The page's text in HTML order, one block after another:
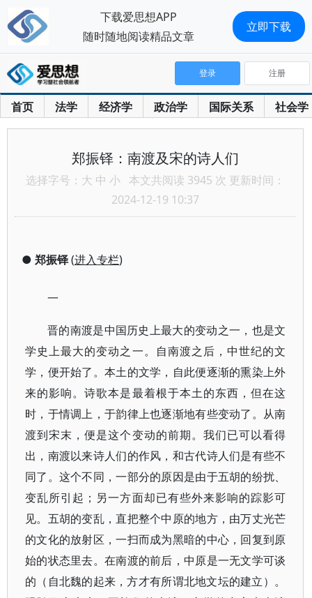
首页 法学 经济学 政治学 国际关系 社会学
登录 注册
郑振铎：南渡及宋的诗人们
选择字号： 大 中 小 本文共阅读 3945 次 更新时间：
2024-12-19 10:37
● 郑振铎(进入专栏)
一
晋的南渡是中国历史上最大的变动之一，也是文
学史上最大的变动之一。自南渡之后，中世纪的文
学，便开始了。本土的文学，自此便逐渐的熏染上外
来的影响。诗歌本是最着根于本土的东西，但在这
时，于情调上，于韵律上也逐渐地有些变动了。从南
渡到宋末，便是这个变动的前期。我们已可以看得
出，南渡以来诗人们的作风，和古代诗人们是有些不
同了。这个不同，一部分的原因是由于五胡的纷扰、
变乱所引起；另一方面却已有些外来影响的踪影可
见。五胡的变乱，直把整个中原的地方，由万丈光芒
的文化的放射区，一扫而成为黑暗的中心，回复到原
始的状态里去。在南渡的前后，中原是一无文学可谈
的（自北魏的起来，方才有所谓北地文坛的建立）​。
下载爱思想APP
随时随地阅读精品文章
立即下载